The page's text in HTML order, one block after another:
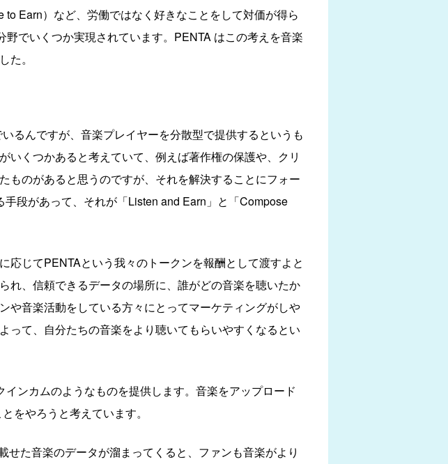
Earn）など、労働ではなく好きなことをして対価が得ら
でいくつか実現されています。PENTA はこの考えを音楽
た。
るんですが、音楽プレイヤーを分散型で提供するというも
くつかあると考えていて、例えば著作権の保護や、クリ
ものがあると思うのですが、それを解決することにフォー
段があって、それが「Listen and Earn」と「Compose
応じてPENTAという我々のトークンを報酬として渡すよと
れ、信頼できるデータの場所に、誰がどの音楽を聴いたか
や音楽活動をしている方々にとってマーケティングがしや
って、自分たちの音楽をより聴いてもらいやすくなるとい
ンカムのようなものを提供します。音楽をアップロード
をやろうと考えています。
た音楽のデータが溜まってくると、ファンも音楽がより